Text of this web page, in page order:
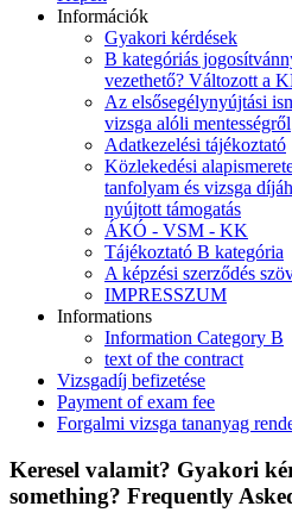
Információk
Gyakori kérdések
B kategóriás
vezethető? Változott a
Az elsősegélynyújtási
vizsga alóli mentességről
Adatkezelési tájékoztató
Közlekedési
tanfolyam és vizsga
nyújtott támogatás
ÁKÓ - VSM - KK
Tájékoztató B kategória
A képzési szerződés
IMPRESSZUM
Informations
Information Category B
text of the contract
Vizsgadíj befizetése
Payment of exam fee
Forgalmi vizsga tananyag
Keresel valamit? Gyakori
something? Frequently